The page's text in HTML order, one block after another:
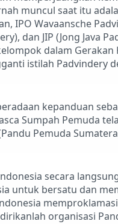
muncul saat itu
IPO Wavaansche
dan JIP (Jong Java
dalam Gerakan
istilah Padvindery
kepanduan
Sumpah Pemuda
Pemuda
secara
untuk bersatu dan
organisasi